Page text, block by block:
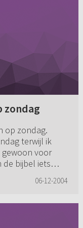
zondag
op zondag.
terwijl ik
voor
de bijbel iets
06-12-2004